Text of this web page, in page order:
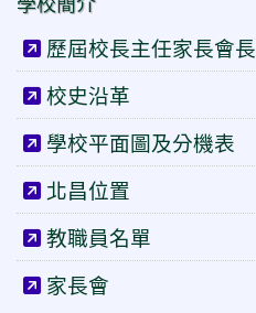
歷屆校長主任家長會長
校史沿革
學校平面圖及分機表
北昌位置
教職員名單
家長會